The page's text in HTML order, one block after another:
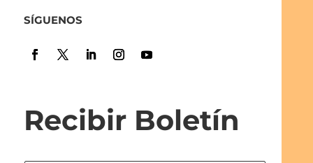
SÍGUENOS
Recibir Boletín